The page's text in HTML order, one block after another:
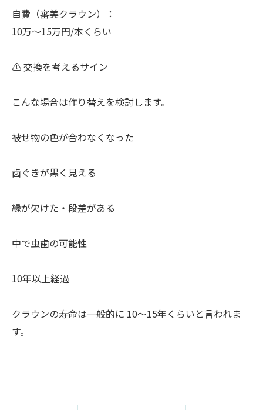
自費（審美クラウン）：
10万〜15万円/本くらい
⚠️ 交換を考えるサイン
こんな場合は作り替えを検討します。
被せ物の色が合わなくなった
歯ぐきが黒く見える
縁が欠けた・段差がある
中で虫歯の可能性
10年以上経過
クラウンの寿命は一般的に 10〜15年くらいと言われま
す。